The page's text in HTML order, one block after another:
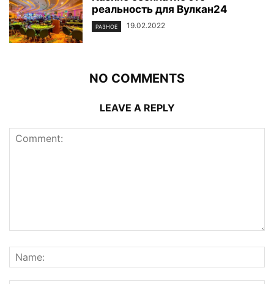
реальность для Вулкан24
РАЗНОЕ 19.02.2022
NO COMMENTS
LEAVE A REPLY